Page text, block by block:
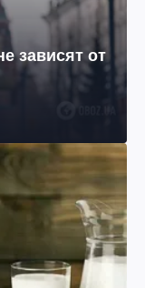
зависят от